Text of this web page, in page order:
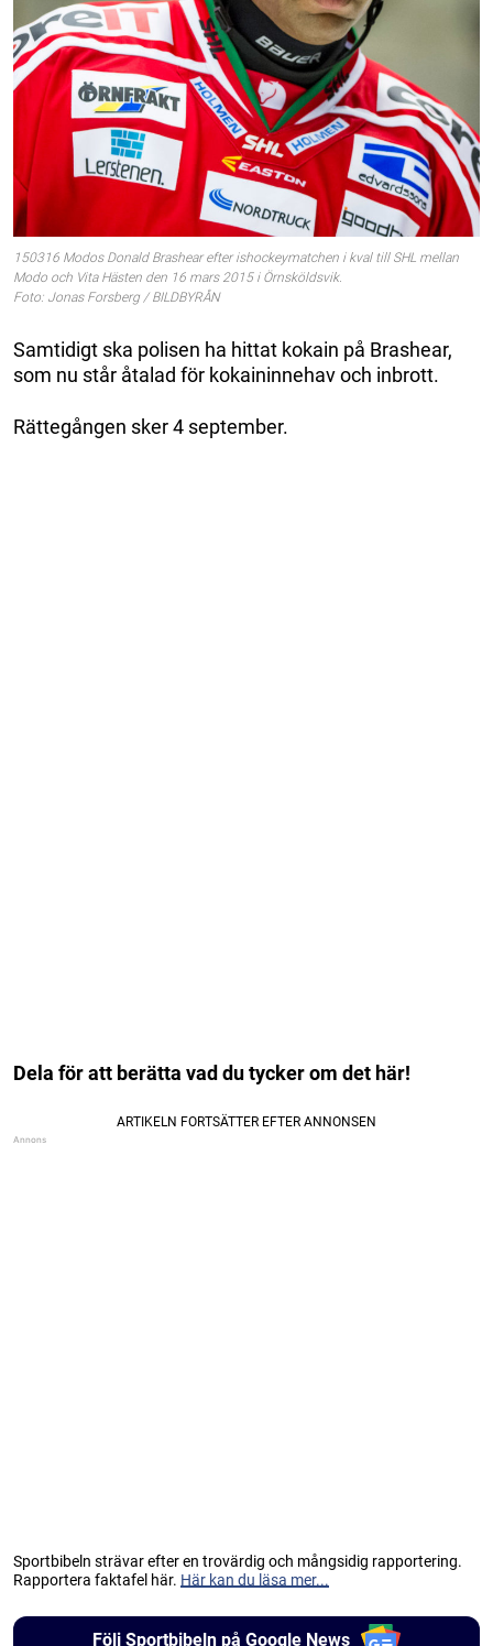
150316 Modos Donald Brashear efter ishockeymatchen i kval till SHL mellan
Modo och Vita Hästen den 16 mars 2015 i Örnsköldsvik.
Foto: Jonas Forsberg / BILDBYRÅN
Samtidigt ska polisen ha hittat kokain på Brashear,
som nu står åtalad för kokaininnehav och inbrott.
Rättegången sker 4 september.
Dela för att berätta vad du tycker om det här!
Sportbibeln strävar efter en trovärdig och mångsidig rapportering.
Rapportera faktafel här. Här kan du läsa mer...
Följ Sportbibeln på Google News